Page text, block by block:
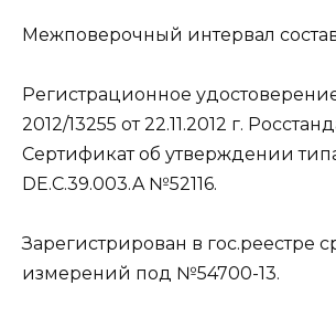
Межповерочный интервал
Регистрационное
2012/13255 от 22.11.2012 г.
Сертификат об утверждении
DE.C.39.003.A №52116.
Зарегистрирован в гос.реестре
измерений под №54700-13.